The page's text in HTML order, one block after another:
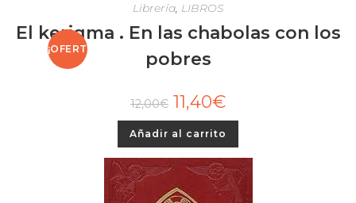
¡OFERT
Librería, LIBROS
El kerigma . En las chabolas con los
pobres
12,00€ 11,40€
Añadir al carrito